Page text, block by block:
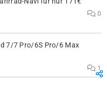
0
7/7 Pro/6S Pro/6 Max
1